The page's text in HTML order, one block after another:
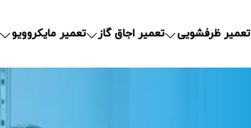
تعمیر ظرفشویی تعمیر اجاق گاز تعمیر مایکروویو